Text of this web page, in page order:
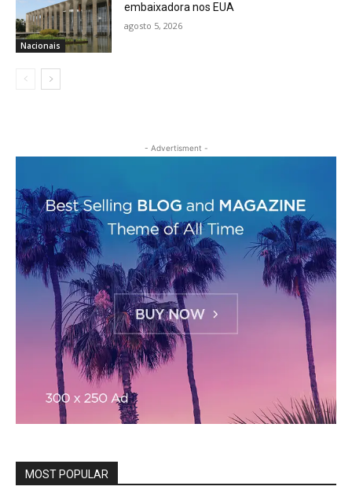
Nacionais
embaixadora nos EUA
agosto 5, 2026
- Advertisment -
MOST POPULAR